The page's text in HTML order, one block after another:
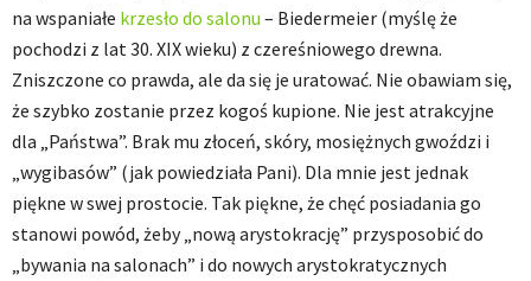
na wspaniałe krzesło do salonu – Biedermeier (myślę że
pochodzi z lat 30. XIX wieku) z czereśniowego drewna.
Zniszczone co prawda, ale da się je uratować. Nie obawiam się,
że szybko zostanie przez kogoś kupione. Nie jest atrakcyjne
dla „Państwa”. Brak mu złoceń, skóry, mosiężnych gwoździ i
„wygibasów” (jak powiedziała Pani). Dla mnie jest jednak
piękne w swej prostocie. Tak piękne, że chęć posiadania go
stanowi powód, żeby „nową arystokrację” przysposobić do
„bywania na salonach” i do nowych arystokratycznych